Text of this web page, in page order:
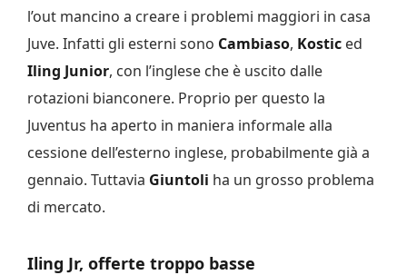
l’out mancino a creare i problemi maggiori in casa
Juve. Infatti gli esterni sono Cambiaso, Kostic ed
Iling Junior, con l’inglese che è uscito dalle
rotazioni bianconere. Proprio per questo la
Juventus ha aperto in maniera informale alla
cessione dell’esterno inglese, probabilmente già a
gennaio. Tuttavia Giuntoli ha un grosso problema
di mercato.
Iling Jr, offerte troppo basse